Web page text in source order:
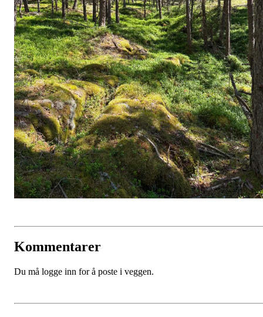
Kommentarer
Du må logge inn for å poste i veggen.